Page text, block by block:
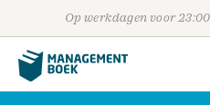
Op werkdagen voor